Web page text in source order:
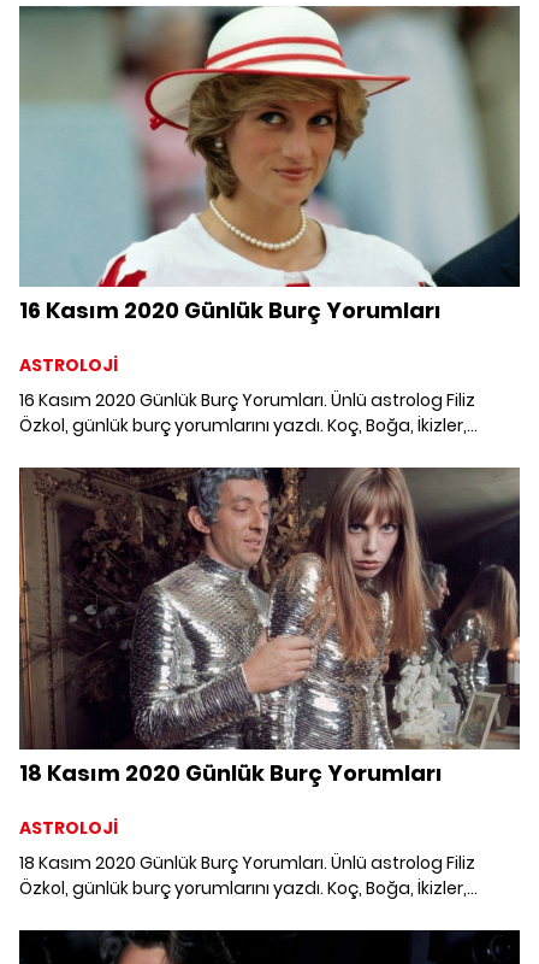
Balık burcunu 7 Kasım'da neler bekliyor?
16 Kasım 2020 Günlük Burç Yorumları
ASTROLOJİ
16 Kasım 2020 Günlük Burç Yorumları. Ünlü astrolog Filiz
Özkol, günlük burç yorumlarını yazdı. Koç, Boğa, İkizler,
Balık burcunu 16 Kasım'da neler bekliyor?
18 Kasım 2020 Günlük Burç Yorumları
ASTROLOJİ
18 Kasım 2020 Günlük Burç Yorumları. Ünlü astrolog Filiz
Özkol, günlük burç yorumlarını yazdı. Koç, Boğa, İkizler,
Balık burcunu 18 Kasım'da neler bekliyor?